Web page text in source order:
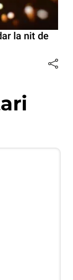
la nit de